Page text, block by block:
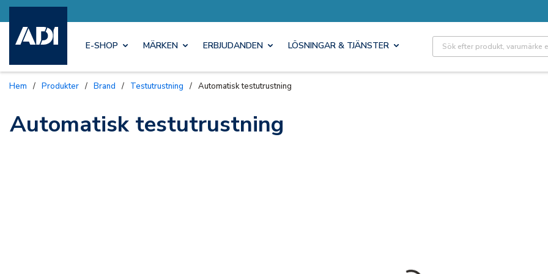
E-SHOP MÄRKEN ERBJUDANDEN LÖSNINGAR & TJÄNSTER Site Search
Hem / Produkter / Brand / Testutrustning / Automatisk testutrustning
Automatisk testutrustning